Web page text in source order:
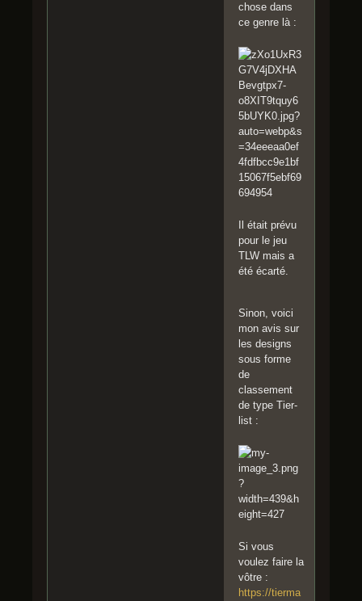
chose dans
ce genre là :
Il était prévu
pour le jeu
TLW mais a
été écarté.
Sinon, voici
mon avis sur
les designs
sous forme
de
classement
de type Tier-
list :
Si vous
voulez faire la
vôtre :
https://tierma